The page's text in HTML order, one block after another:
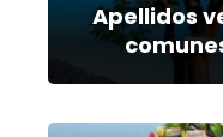
Apellidos